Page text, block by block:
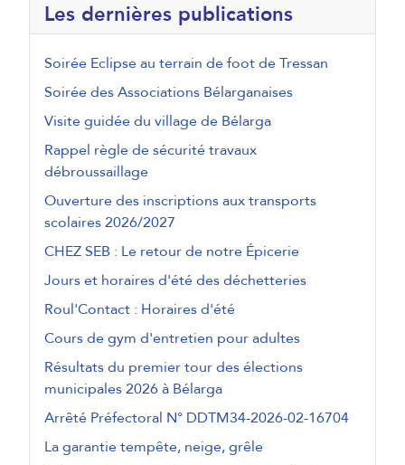
Les dernières publications
Soirée Eclipse au terrain de foot de Tressan
Soirée des Associations Bélarganaises
Visite guidée du village de Bélarga
Rappel règle de sécurité travaux
débroussaillage
Ouverture des inscriptions aux transports
scolaires 2026/2027
CHEZ SEB : Le retour de notre Épicerie
Jours et horaires d'été des déchetteries
Roul'Contact : Horaires d'été
Cours de gym d'entretien pour adultes
Résultats du premier tour des élections
municipales 2026 à Bélarga
Arrêté Préfectoral N° DDTM34-2026-02-16704
La garantie tempête, neige, grêle